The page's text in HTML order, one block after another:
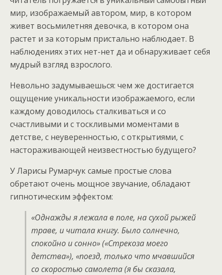
мир, изображаемый автором, мир, в котором
живет восьмилетняя девочка, в котором она
растет и за которым пристально наблюдает. В
наблюдениях этих нет-нет да и обнаруживает себя
мудрый взгляд взрослого.
Невольно задумываешься: чем же достигается
ощущение уникальности изображаемого, если
каждому доводилось сталкиваться и со
счастливыми и с тоскливыми моментами в
детстве, с неуверенностью, с открытиями, с
настораживающей неизвестностью будущего?
У Ларисы Румарчук самые простые слова
обретают очень мощное звучание, обладают
гипнотическим эффектом:
«Однажды я лежала в поле, на сухой рыжей
траве, и читала книгу. Было солнечно,
спокойно и сонно» («Стрекоза моего
детства»), «поезд, только что мчавшийся
со скоростью самолета (я бы сказала,